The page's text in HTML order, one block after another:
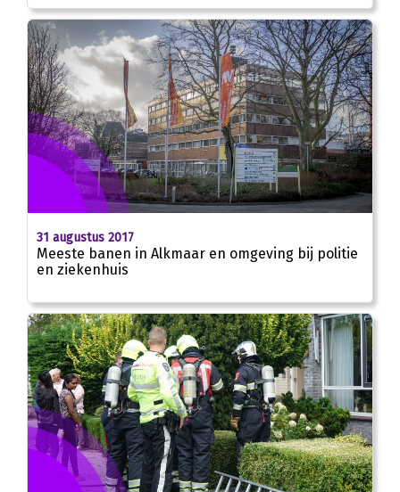
31 augustus 2017
Meeste banen in Alkmaar en omgeving bij politie
en ziekenhuis